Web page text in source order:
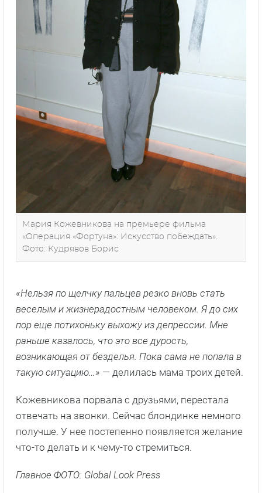
Мария Кожевникова на премьере фильма
«Операция «Фортуна»: Искусство побеждать».
Фото: Кудрявов Борис
«Нельзя по щелчку пальцев резко вновь стать
веселым и жизнерадостным человеком. Я до сих
пор еще потихоньку выхожу из депрессии. Мне
раньше казалось, что это все дурость,
возникающая от безделья. Пока сама не попала в
такую ситуацию…» — делилась мама троих детей.
Кожевникова порвала с друзьями, перестала
отвечать на звонки. Сейчас блондинке немного
получше. У нее постепенно появляется желание
что-то делать и к чему-то стремиться.
Главное ФОТО: Global Look Press